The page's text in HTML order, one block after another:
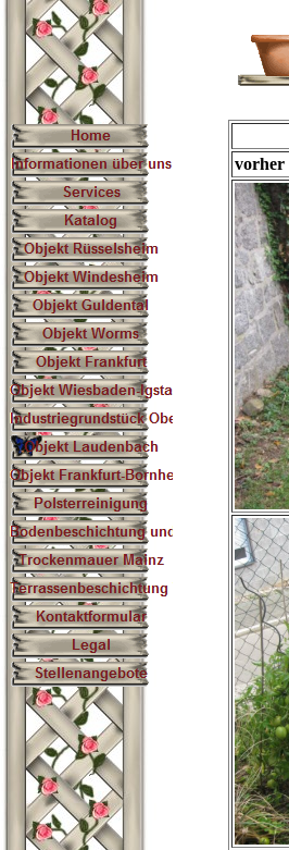
vorher